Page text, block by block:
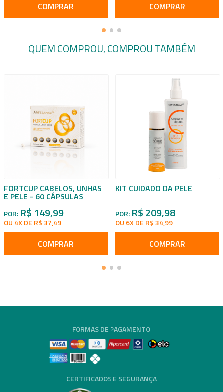
COMPRAR COMPRAR
QUEM COMPROU, COMPROU TAMBÉM
FORTCUP CABELOS, UNHAS
E PELE - 60 CÁPSULAS
POR: R$ 149,99
OU 4X DE R$ 37,49
COMPRAR
KIT CUIDADO DA PELE
POR: R$ 209,98
OU 6X DE R$ 34,99
COMPRAR
FORMAS DE PAGAMENTO
CERTIFICADOS E SEGURANÇA